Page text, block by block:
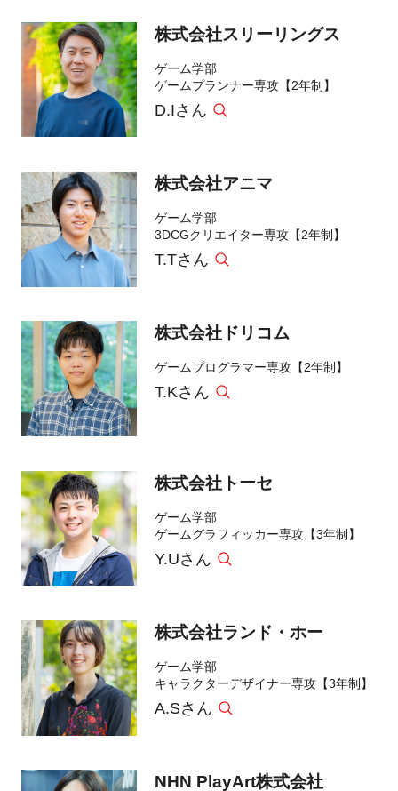
株式会社スリーリングス
ゲーム学部
ゲームプランナー専攻【2年制】
D.Iさん
株式会社アニマ
ゲーム学部
3DCGクリエイター専攻【2年制】
T.Tさん
株式会社ドリコム
ゲームプログラマー専攻【2年制】
T.Kさん
株式会社トーセ
ゲーム学部
ゲームグラフィッカー専攻【3年制】
Y.Uさん
株式会社ランド・ホー
ゲーム学部
キャラクターデザイナー専攻【3年制】
A.Sさん
NHN PlayArt株式会社